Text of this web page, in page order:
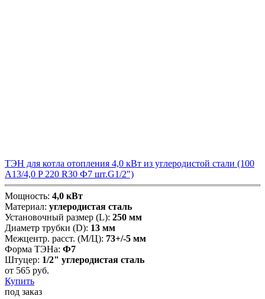
ТЭН для котла отопления 4,0 кВт из углеродистой стали (100
А13/4,0 P 220 R30 Ф7 шт.G1/2")
Мощность: 4,0 кВт
Материал: углеродистая сталь
Установочный размер (L): 250 мм
Диаметр трубки (D): 13 мм
Межцентр. расст. (М/Ц): 73+/-5 мм
Форма ТЭНа: Ф7
Штуцер: 1/2" углеродистая сталь
от 565 руб.
Купить
под заказ